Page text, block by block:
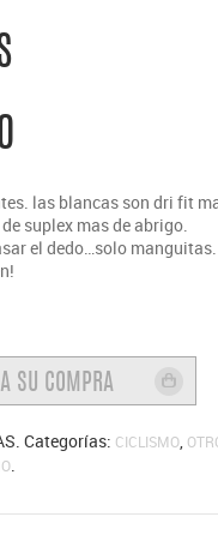
las blancas son dri fit
suplex mas de abrigo.
el dedo…solo manguitas.
. Categorías: CICLISMO,
.